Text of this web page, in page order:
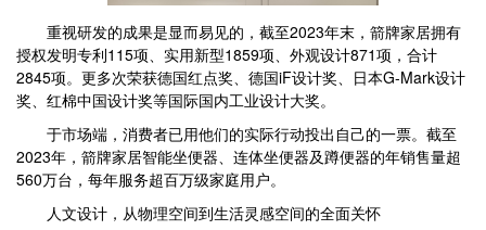
重视研发的成果是显而易见的，截至2023年末，箭牌家居拥有
授权发明专利115项、实用新型1859项、外观设计871项，合计
2845项。更多次荣获德国红点奖、德国iF设计奖、日本G-Mark设计
奖、红棉中国设计奖等国际国内工业设计大奖。
于市场端，消费者已用他们的实际行动投出自己的一票。截至
2023年，箭牌家居智能坐便器、连体坐便器及蹲便器的年销售量超
560万台，每年服务超百万级家庭用户。
人文设计，从物理空间到生活灵感空间的全面关怀